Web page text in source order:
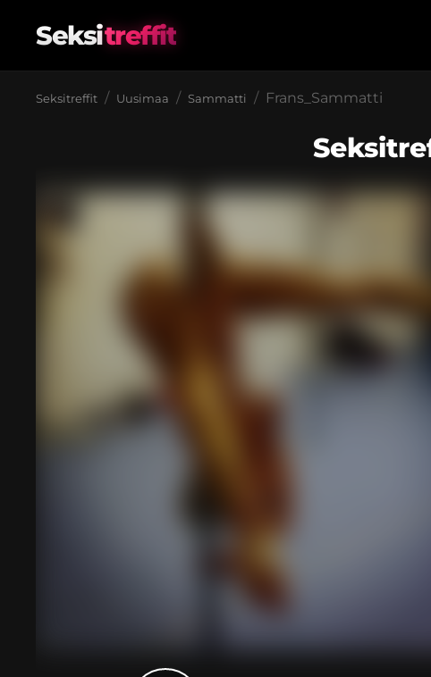
Seksitreffit
Seksitreffit Uusimaa Sammatti Frans_Sammatti